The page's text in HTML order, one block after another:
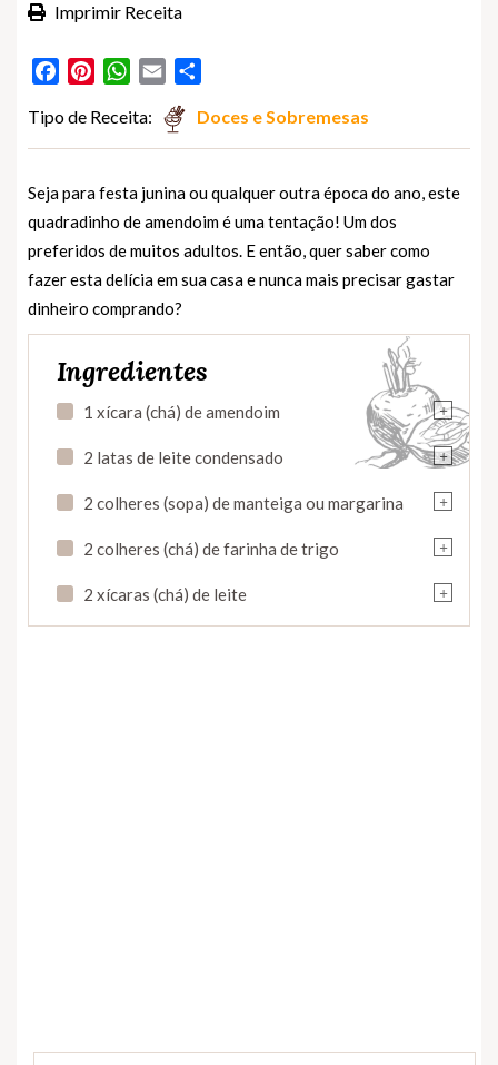
Imprimir Receita
FacebookPinterestWhatsApp
Email
Tipo de Receita: Doces e Sobremesas
Seja para festa junina ou qualquer outra época do ano, este
quadradinho de amendoim é uma tentação! Um dos
preferidos de muitos adultos. E então, quer saber como
fazer esta delícia em sua casa e nunca mais precisar gastar
dinheiro comprando?
Ingredientes
+
1 xícara (chá) de amendoim
+
2 latas de leite condensado
+
2 colheres (sopa) de manteiga ou margarina
+
2 colheres (chá) de farinha de trigo
+
2 xícaras (chá) de leite